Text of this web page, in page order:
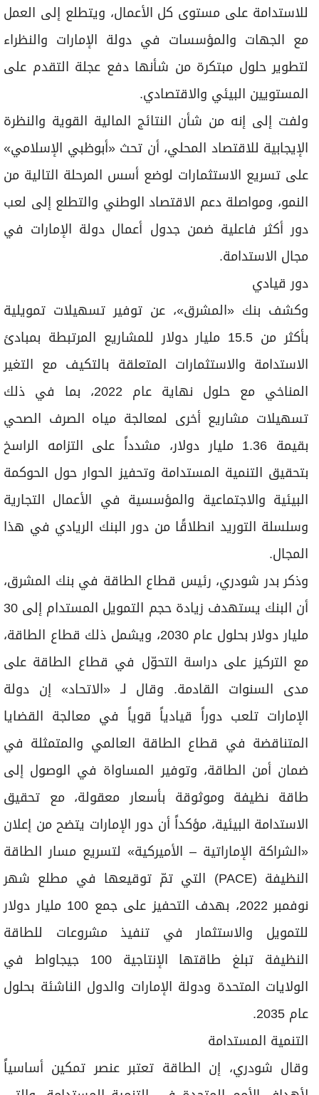
للاستدامة على مستوى كل الأعمال، ويتطلع إلى العمل
مع الجهات والمؤسسات في دولة الإمارات والنظراء
لتطوير حلول مبتكرة من شأنها دفع عجلة التقدم على
المستويين البيئي والاقتصادي.
ولفت إلى إنه من شأن النتائج المالية القوية والنظرة
الإيجابية للاقتصاد المحلي، أن تحث «أبوظبي الإسلامي»
على تسريع الاستثمارات لوضع أسس المرحلة التالية من
النمو، ومواصلة دعم الاقتصاد الوطني والتطلع إلى لعب
دور أكثر فاعلية ضمن جدول أعمال دولة الإمارات في
مجال الاستدامة.
دور قيادي
وكشف بنك «المشرق»، عن توفير تسهيلات تمويلية
بأكثر من 15.5 مليار دولار للمشاريع المرتبطة بمبادئ
الاستدامة والاستثمارات المتعلقة بالتكيف مع التغير
المناخي مع حلول نهاية عام 2022، بما في ذلك
تسهيلات مشاريع أخرى لمعالجة مياه الصرف الصحي
بقيمة 1.36 مليار دولار، مشدداً على التزامه الراسخ
بتحقيق التنمية المستدامة وتحفيز الحوار حول الحوكمة
البيئية والاجتماعية والمؤسسية في الأعمال التجارية
وسلسلة التوريد انطلاقًا من دور البنك الريادي في هذا
المجال.
وذكر بدر شودري، رئيس قطاع الطاقة في بنك المشرق،
أن البنك يستهدف زيادة حجم التمويل المستدام إلى 30
مليار دولار بحلول عام 2030، ويشمل ذلك قطاع الطاقة،
مع التركيز على دراسة التحوّل في قطاع الطاقة على
مدى السنوات القادمة. وقال لـ «الاتحاد» إن دولة
الإمارات تلعب دوراً قيادياً قوياً في معالجة القضايا
المتناقضة في قطاع الطاقة العالمي والمتمثلة في
ضمان أمن الطاقة، وتوفير المساواة في الوصول إلى
طاقة نظيفة وموثوقة بأسعار معقولة، مع تحقيق
الاستدامة البيئية، مؤكداً أن دور الإمارات يتضح من إعلان
«الشراكة الإماراتية – الأميركية» لتسريع مسار الطاقة
النظيفة (PACE) التي تمّ توقيعها في مطلع شهر
نوفمبر 2022، بهدف التحفيز على جمع 100 مليار دولار
للتمويل والاستثمار في تنفيذ مشروعات للطاقة
النظيفة تبلغ طاقتها الإنتاجية 100 جيجاواط في
الولايات المتحدة ودولة الإمارات والدول الناشئة بحلول
عام 2035.
التنمية المستدامة
وقال شودري، إن الطاقة تعتبر عنصر تمكين أساسياً